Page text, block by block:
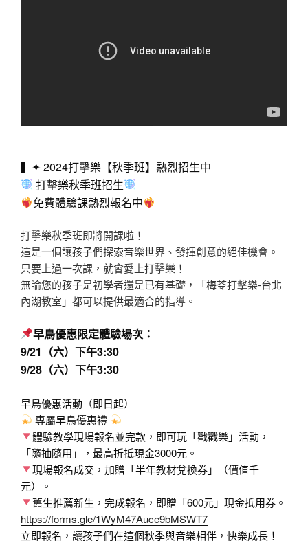
▍✦ 2024打擊樂【秋季班】熱烈招生中
打擊樂秋季班招生
免費體驗課熱烈報名中
打擊樂秋季班即將開課啦！
這是一個讓孩子們探索音樂世界、發揮創意的絕佳機會。
只要上過一次課，就會愛上打擊樂！
無論您的孩子是初學者還是已有基礎，「梅苓打擊樂-台北
內湖教室」都可以提供最適合的指導。
早鳥優惠限定體驗場次：
9/21（六）下午3:30
9/28（六）下午3:30
早鳥優惠活動（即日起）
專屬早鳥優惠禮
體驗教學現場報名並完款，即可玩「戳戳樂」活動，
「隨抽隨用」，最高折抵現金3000元。
現場報名成交，加贈「半年教材兌換券」（價值千
元）。
舊生推薦新生，完成報名，即贈「600元」現金抵用券。
https://forms.gle/1WyM47Auce9bMSWT7
立即報名，讓孩子們在這個秋季與音樂相伴，快樂成長！